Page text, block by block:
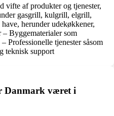
vifte af produkter og tjenester,
gasgrill, kulgrill, elgrill,
herunder udekøkkener,
Byggematerialer som
Professionelle tjenester såsom
teknisk support
Danmark været i